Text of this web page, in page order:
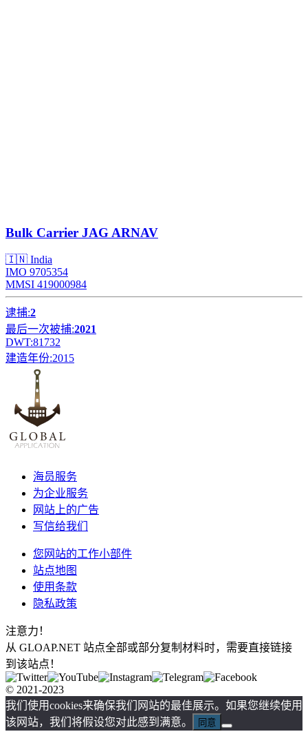
Bulk Carrier JAG ARNAV
🇮🇳 India
IMO 9705354
MMSI 419000984
逮捕:2
最后一次被捕:2021
DWT:81732
建造年份:2015
海员服务
为企业服务
网站上的广告
写信给我们
您网站的工作小部件
站点地图
使用条款
隐私政策
注意力！
从 GLOAP.NET 站点全部或部分复制材料时，需要直接链接
到该站点！
© 2021-2023
我们使用cookies来确保我们网站的最佳展示。如果您继续使用
该网站，我们将假设您对此感到满意。
同意